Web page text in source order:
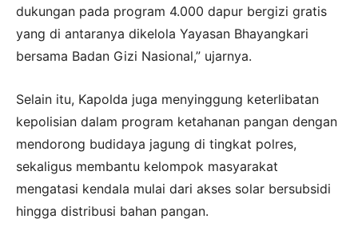
dukungan pada program 4.000 dapur bergizi gratis
yang di antaranya dikelola Yayasan Bhayangkari
bersama Badan Gizi Nasional,” ujarnya.
Selain itu, Kapolda juga menyinggung keterlibatan
kepolisian dalam program ketahanan pangan dengan
mendorong budidaya jagung di tingkat polres,
sekaligus membantu kelompok masyarakat
mengatasi kendala mulai dari akses solar bersubsidi
hingga distribusi bahan pangan.